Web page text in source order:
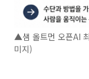
▲샘 올트먼 오픈AI
미지)